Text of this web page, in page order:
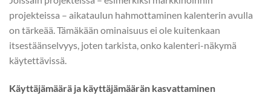
projekteissa – aikataulun hahmottaminen kalenterin avulla
on tärkeää. Tämäkään ominaisuus ei ole kuitenkaan
itsestäänselvyys, joten tarkista, onko kalenteri-näkymä
käytettävissä.
Käyttäjämäärä ja käyttäjämäärän kasvattaminen